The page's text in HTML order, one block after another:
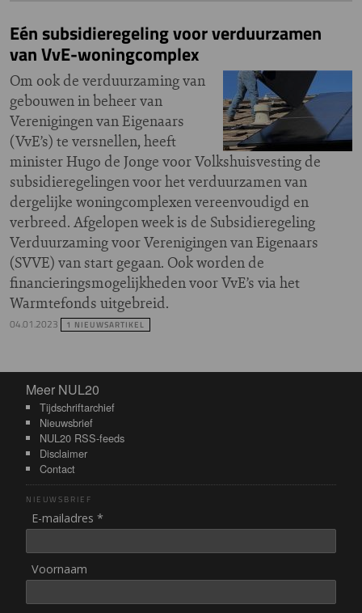
Eén subsidieregeling voor verduurzamen
van VvE-woningcomplex
Om ook de verduurzaming van
gebouwen in beheer van
Verenigingen van Eigenaars
(VvE’s) te versnellen, heeft
minister Hugo de Jonge voor Volkshuisvesting de
subsidieregelingen voor het verduurzamen van
dergelijke woningcomplexen vereenvoudigd en
verbreed. Afgelopen week is de Subsidieregeling
Verduurzaming voor Verenigingen van Eigenaars
(SVVE) van start gegaan. Ook worden de
financieringsmogelijkheden voor VvE’s via het
Warmtefonds uitgebreid.
04.01.2023 1 NIEUWSARTIKEL
Meer NUL20
Meer NUL20
Tijdschriftarchief
Nieuwsbrief
NUL20 RSS-feeds
Disclaimer
Contact
NIEUWSBRIEF
E-mailadres *
Voornaam